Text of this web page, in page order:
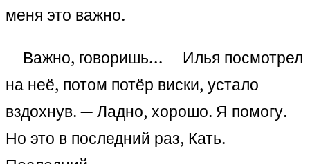
меня это важно.
— Важно, говоришь… — Илья посмотрел
на неё, потом потёр виски, устало
вздохнув. — Ладно, хорошо. Я помогу.
Но это в последний раз, Кать.